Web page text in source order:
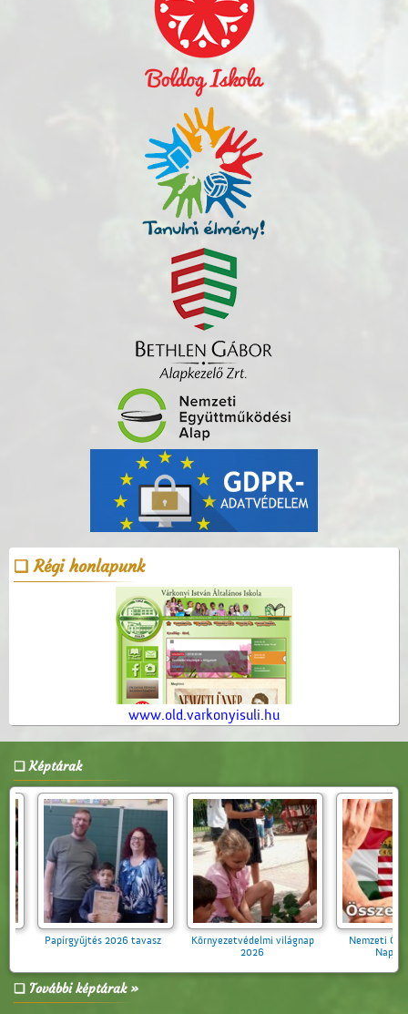
Régi honlapunk
www.old.varkonyisuli.hu
Képtárak
2026 tavasz
Környezetvédelmi világnap
Nemzeti Összetartozás
További képtárak »